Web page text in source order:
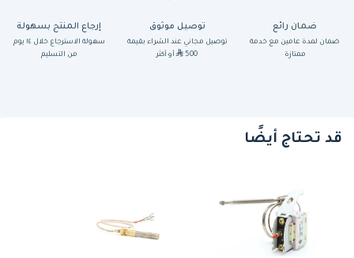
ضمان رائع
ضمان لمدة عامين مع خدمة
ممتازة
توصيل موثوق
توصيل مجاني عند الشراء بقيمة
500
أو أكثر
إرجاع المنتج بسهولة
سهولة الاسترجاع خلال ١٤ يوم
من التسليم
قد تحتاج أيضًا